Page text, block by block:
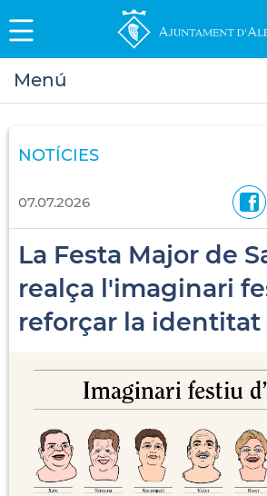
Menú
NOTÍCIES
07.07.2026
La Festa Major de
realça l'imaginari
reforçar la